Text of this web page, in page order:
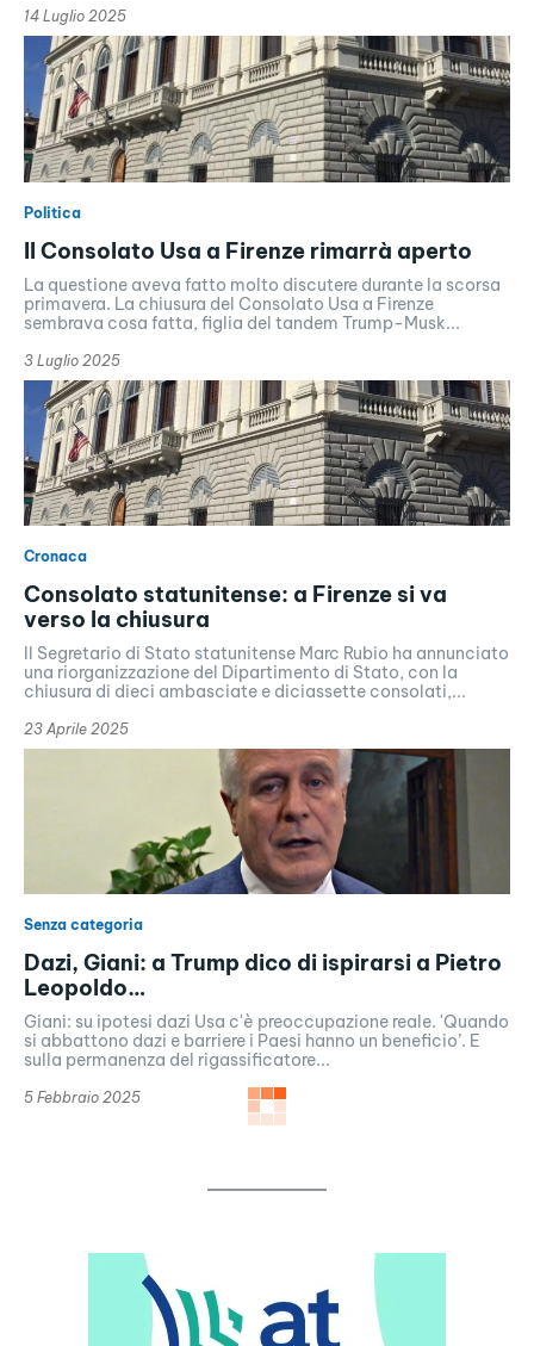
14 Luglio 2025
Politica
Il Consolato Usa a Firenze rimarrà aperto
La questione aveva fatto molto discutere durante la scorsa
primavera. La chiusura del Consolato Usa a Firenze
sembrava cosa fatta, figlia del tandem Trump-Musk...
3 Luglio 2025
Cronaca
Consolato statunitense: a Firenze si va
verso la chiusura
Il Segretario di Stato statunitense Marc Rubio ha annunciato
una riorganizzazione del Dipartimento di Stato, con la
chiusura di dieci ambasciate e diciassette consolati,...
23 Aprile 2025
Senza categoria
Dazi, Giani: a Trump dico di ispirarsi a Pietro
Leopoldo…
Giani: su ipotesi dazi Usa c'è preoccupazione reale. 'Quando
si abbattono dazi e barriere i Paesi hanno un beneficio’. E
sulla permanenza del rigassificatore...
5 Febbraio 2025